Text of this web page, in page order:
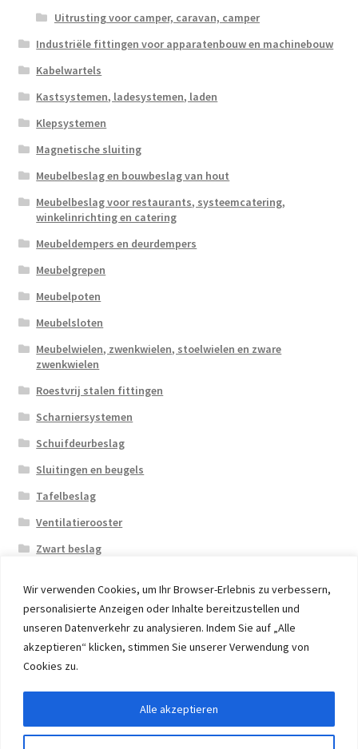
Wir verwenden Cookies, um Ihr Browser-Erlebnis zu verbessern,
personalisierte Anzeigen oder Inhalte bereitzustellen und
unseren Datenverkehr zu analysieren. Indem Sie auf „Alle
akzeptieren“ klicken, stimmen Sie unserer Verwendung von
Cookies zu.
Alle akzeptieren
Uitrusting voor camper, caravan, camper
Industriële fittingen voor apparatenbouw en machinebouw
Kabelwartels
Kastsystemen, ladesystemen, laden
Klepsystemen
Magnetische sluiting
Meubelbeslag en bouwbeslag van hout
Meubelbeslag voor restaurants, systeemcatering,
winkelinrichting en catering
Meubeldempers en deurdempers
Meubelgrepen
Meubelpoten
Meubelsloten
Meubelwielen, zwenkwielen, stoelwielen en zware
zwenkwielen
Roestvrij stalen fittingen
Scharniersystemen
Schuifdeurbeslag
Sluitingen en beugels
Tafelbeslag
Ventilatierooster
Zwart beslag
© 2026 Eruon Trade UG, Germany, member of the ERUON